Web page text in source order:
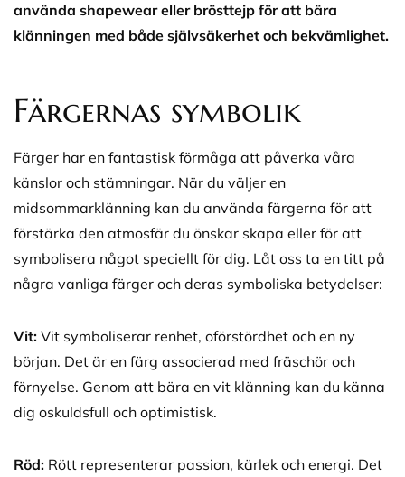
använda shapewear eller brösttejp för att bära
klänningen med både självsäkerhet och bekvämlighet.
Färgernas symbolik
Färger har en fantastisk förmåga att påverka våra
känslor och stämningar. När du väljer en
midsommarklänning kan du använda färgerna för att
förstärka den atmosfär du önskar skapa eller för att
symbolisera något speciellt för dig. Låt oss ta en titt på
några vanliga färger och deras symboliska betydelser:
Vit: Vit symboliserar renhet, oförstördhet och en ny
början. Det är en färg associerad med fräschör och
förnyelse. Genom att bära en vit klänning kan du känna
dig oskuldsfull och optimistisk.
Röd: Rött representerar passion, kärlek och energi. Det